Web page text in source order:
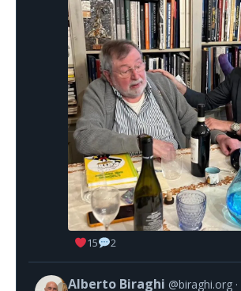
15 2
Alberto Biraghi @biraghi.org